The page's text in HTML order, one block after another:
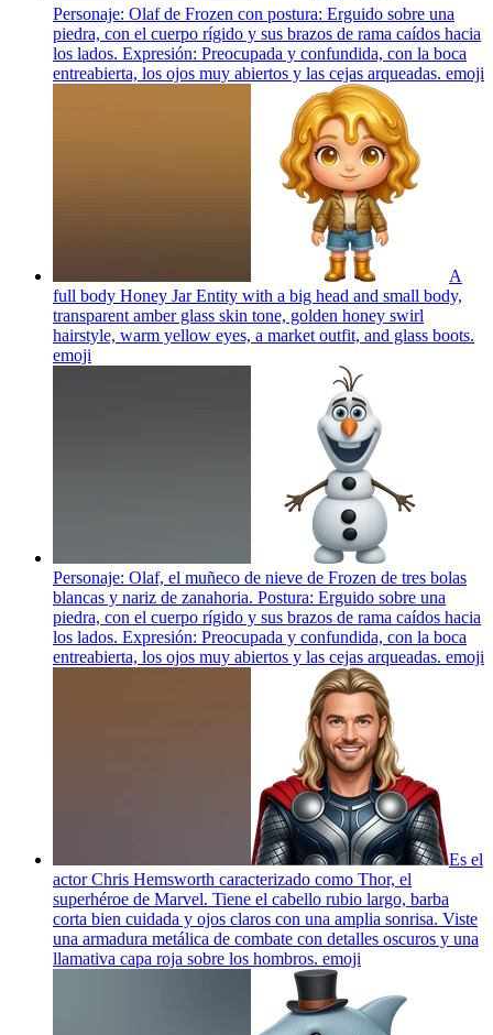
Personaje: Olaf de Frozen con postura: Erguido sobre una
piedra, con el cuerpo rígido y sus brazos de rama caídos hacia
los lados. Expresión: Preocupada y confundida, con la boca
entreabierta, los ojos muy abiertos y las cejas arqueadas. emoji
A
full body Honey Jar Entity with a big head and small body,
transparent amber glass skin tone, golden honey swirl
hairstyle, warm yellow eyes, a market outfit, and glass boots.
emoji
Personaje: Olaf, el muñeco de nieve de Frozen de tres bolas
blancas y nariz de zanahoria. Postura: Erguido sobre una
piedra, con el cuerpo rígido y sus brazos de rama caídos hacia
los lados. Expresión: Preocupada y confundida, con la boca
entreabierta, los ojos muy abiertos y las cejas arqueadas. emoji
Es el
actor Chris Hemsworth caracterizado como Thor, el
superhéroe de Marvel. Tiene el cabello rubio largo, barba
corta bien cuidada y ojos claros con una amplia sonrisa. Viste
una armadura metálica de combate con detalles oscuros y una
llamativa capa roja sobre los hombros. emoji